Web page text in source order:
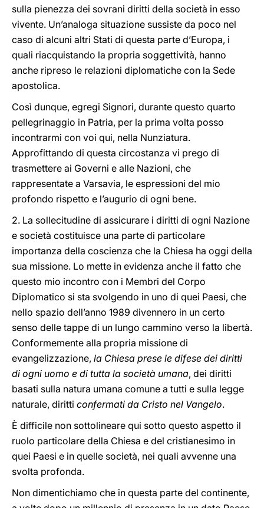
sulla pienezza dei sovrani diritti della società in esso
vivente. Un’analoga situazione sussiste da poco nel
caso di alcuni altri Stati di questa parte d’Europa, i
quali riacquistando la propria soggettività, hanno
anche ripreso le relazioni diplomatiche con la Sede
apostolica.
Così dunque, egregi Signori, durante questo quarto
pellegrinaggio in Patria, per la prima volta posso
incontrarmi con voi qui, nella Nunziatura.
Approfittando di questa circostanza vi prego di
trasmettere ai Governi e alle Nazioni, che
rappresentate a Varsavia, le espressioni del mio
profondo rispetto e l’augurio di ogni bene.
2. La sollecitudine di assicurare i diritti di ogni Nazione
e società costituisce una parte di particolare
importanza della coscienza che la Chiesa ha oggi della
sua missione. Lo mette in evidenza anche il fatto che
questo mio incontro con i Membri del Corpo
Diplomatico si sta svolgendo in uno di quei Paesi, che
nello spazio dell’anno 1989 divennero in un certo
senso delle tappe di un lungo cammino verso la libertà.
Conformemente alla propria missione di
evangelizzazione, la Chiesa prese le difese dei diritti
di ogni uomo e di tutta la società umana, dei diritti
basati sulla natura umana comune a tutti e sulla legge
naturale, diritti confermati da Cristo nel Vangelo.
È difficile non sottolineare qui sotto questo aspetto il
ruolo particolare della Chiesa e del cristianesimo in
quei Paesi e in quelle società, nei quali avvenne una
svolta profonda.
Non dimentichiamo che in questa parte del continente,